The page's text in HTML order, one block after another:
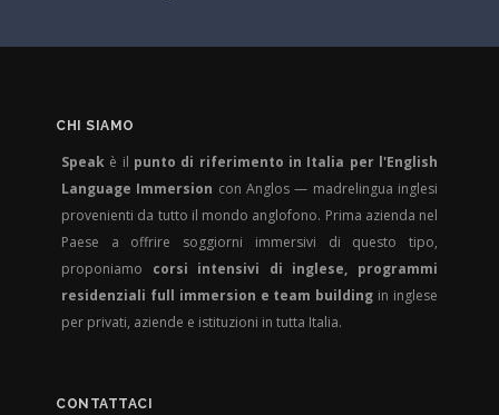
CHI SIAMO
Speak è il punto di riferimento in Italia per l'English
Language Immersion con Anglos — madrelingua inglesi
provenienti da tutto il mondo anglofono. Prima azienda nel
Paese a offrire soggiorni immersivi di questo tipo,
proponiamo corsi intensivi di inglese, programmi
residenziali full immersion e team building in inglese
per privati, aziende e istituzioni in tutta Italia.
CONTATTACI